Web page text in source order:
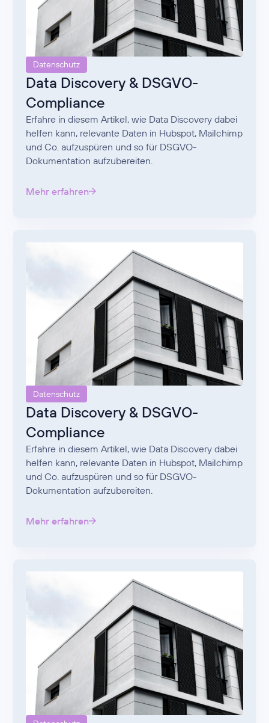
Datenschutz
Data Discovery & DSGVO-
Compliance
Erfahre in diesem Artikel, wie Data Discovery dabei
helfen kann, relevante Daten in Hubspot, Mailchimp
und Co. aufzuspüren und so für DSGVO-
Dokumentation aufzubereiten.
Mehr erfahren
Datenschutz
Data Discovery & DSGVO-
Compliance
Erfahre in diesem Artikel, wie Data Discovery dabei
helfen kann, relevante Daten in Hubspot, Mailchimp
und Co. aufzuspüren und so für DSGVO-
Dokumentation aufzubereiten.
Mehr erfahren